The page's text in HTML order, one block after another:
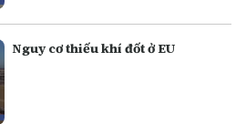
Nguy cơ thiếu khí đốt ở EU